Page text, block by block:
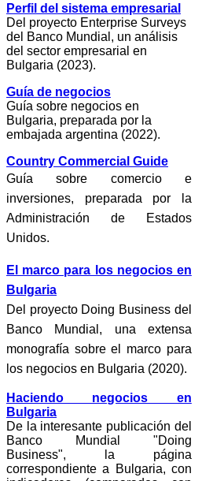
Perfil del sistema empresarial
Del proyecto Enterprise Surveys
del Banco Mundial, un análisis
del sector empresarial en
Bulgaria (2023).
Guía de negocios
Guía sobre negocios en
Bulgaria, preparada por la
embajada argentina (2022).
Country Commercial Guide
Guía sobre comercio e
inversiones, preparada por la
Administración de Estados
Unidos.
El marco para los negocios en
Bulgaria
Del proyecto Doing Business del
Banco Mundial, una extensa
monografía sobre el marco para
los negocios en Bulgaria (2020).
Haciendo negocios en
Bulgaria
De la interesante publicación del
Banco Mundial "Doing
Business", la página
correspondiente a Bulgaria, con